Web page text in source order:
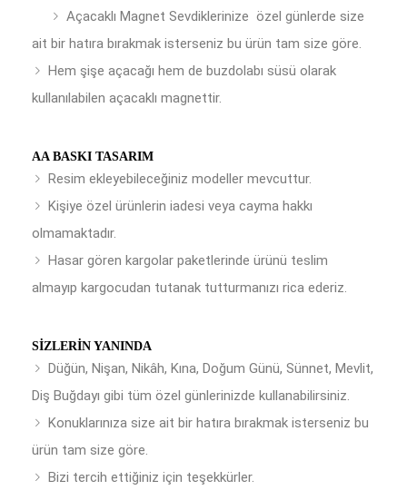
Açacaklı Magnet Sevdiklerinize özel günlerde size
ait bir hatıra bırakmak isterseniz bu ürün tam size göre.
Hem şişe açacağı hem de buzdolabı süsü olarak
kullanılabilen açacaklı magnettir.
AA BASKI TASARIM
Resim ekleyebileceğiniz modeller mevcuttur.
Kişiye özel ürünlerin iadesi veya cayma hakkı
olmamaktadır.
Hasar gören kargolar paketlerinde ürünü teslim
almayıp kargocudan tutanak tutturmanızı rica ederiz.
SIZLERIN YANINDA
Düğün, Nişan, Nikâh, Kına, Doğum Günü, Sünnet, Mevlit,
Diş Buğdayı gibi tüm özel günlerinizde kullanabilirsiniz.
Konuklarınıza size ait bir hatıra bırakmak isterseniz bu
ürün tam size göre.
Bizi tercih ettiğiniz için teşekkürler.